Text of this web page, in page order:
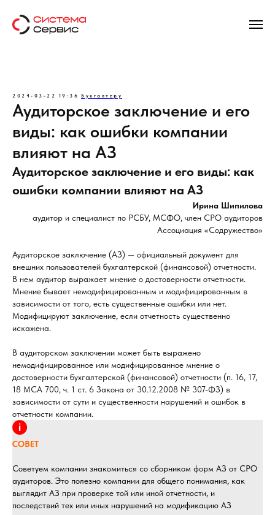
2024-03-22 19:36 Бухгалтеру
Аудиторское заключение и его
виды: как ошибки компании
влияют на АЗ
Аудиторское заключение и его виды: как
ошибки компании влияют на АЗ
Ирина Шипилова
аудитор и специалист по РСБУ, МСФО, член СРО аудиторов
Ассоциация «Содружество»
Аудиторское заключение (АЗ) — официальный документ для
внешних пользователей бухгалтерской (финансовой) отчетности.
В нем аудитор выражает мнение о достоверности отчетности.
Мнение бывает немодифицированным и модифицированным в
зависимости от того, есть существенные ошибки или нет.
Модифицируют заключение, если отчетность существенно
искажена.
В аудиторском заключении может быть выражено
немодифицированное или модифицированное мнение о
достоверности бухгалтерской (финансовой) отчетности (п. 16, 17,
18 МСА 700, ч. 1 ст. 6 Закона от 30.12.2008 № 307-ФЗ) в
зависимости от сути и существенности нарушений и ошибок в
отчетности компании.
СОВЕТ
Советуем компании знакомиться со сборником форм АЗ от СРО
аудиторов. Это полезно компании для общего понимания, как
выглядит АЗ при проверке той или иной отчетности, и
последствий тех или иных нарушений на модификацию АЗ